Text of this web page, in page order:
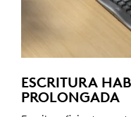
ESCRITURA
PROLONGADA